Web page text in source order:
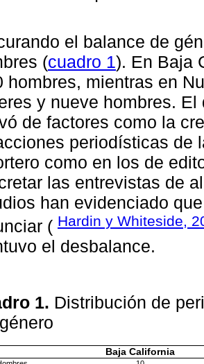
el balance de
(cuadro 1). En Baja
hombres, mientras en
y nueve hombres.
de factores como la
periodísticas de
como en los de
las entrevistas de
han evidenciado
( Hardin y Whiteside,
el desbalance.
1. Distribución de
Baja California